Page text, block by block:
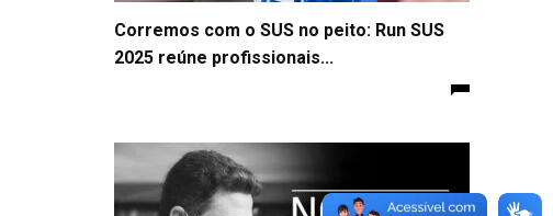
Corremos com o SUS no peito: Run SUS
2025 reúne profissionais...